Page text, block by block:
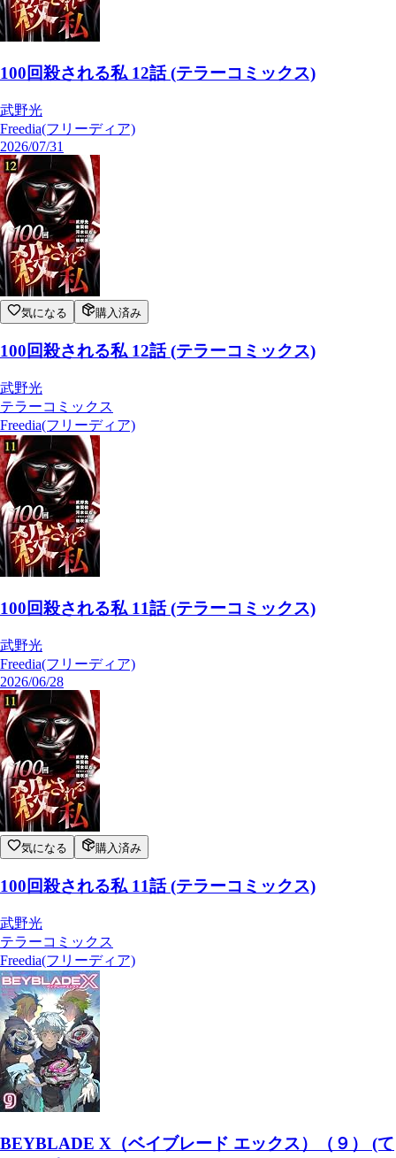
100回殺される私 12話 (テラーコミックス)
武野光
Freedia(フリーディア)
2026/07/31
気になる 購入済み
100回殺される私 12話 (テラーコミックス)
武野光
テラーコミックス
Freedia(フリーディア)
100回殺される私 11話 (テラーコミックス)
武野光
Freedia(フリーディア)
2026/06/28
気になる 購入済み
100回殺される私 11話 (テラーコミックス)
武野光
テラーコミックス
Freedia(フリーディア)
BEYBLADE X（ベイブレード エックス）（９） (て